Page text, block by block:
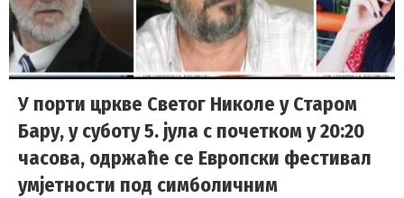
У порти цркве Светог Николе у Старом
Бару, у суботу 5. јула с почетком у 20:20
часова, одржаће се Европски фестивал
умјетности под симболичним